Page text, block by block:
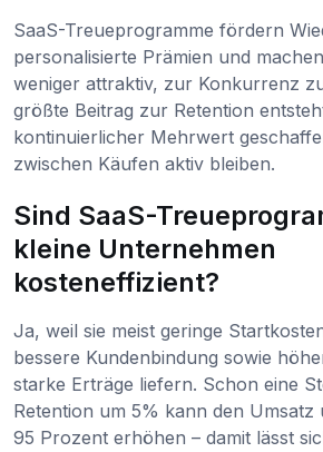
SaaS-Treueprogramme fördern
personalisierte Prämien und
weniger attraktiv, zur Konkurrenz
größte Beitrag zur Retention
kontinuierlicher Mehrwert
zwischen Käufen aktiv bleiben.
Sind SaaS-
kleine Unternehmen
kosteneffizient?
Ja, weil sie meist geringe
bessere Kundenbindung sowie
starke Erträge liefern. Schon eine
Retention um 5% kann den Umsatz
95 Prozent erhöhen – damit lässt